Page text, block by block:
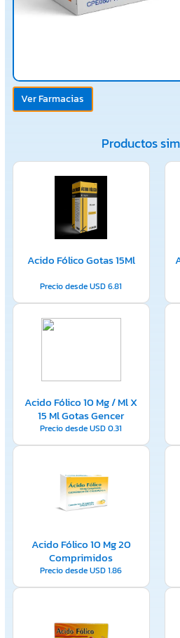
Ver Farmacias
Productos
Acido Fólico Gotas 15Ml
Precio desdeUSD6.81
Acido Fólico 10 Mg / Ml X
15 Ml Gotas Gencer
Precio desdeUSD0.31
Acido Fólico 10 Mg 20
Comprimidos
Precio desdeUSD1.86